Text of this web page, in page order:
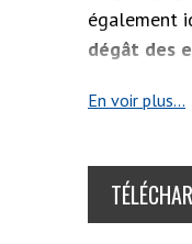
également
dégât des
Ce
De
En voir plus...